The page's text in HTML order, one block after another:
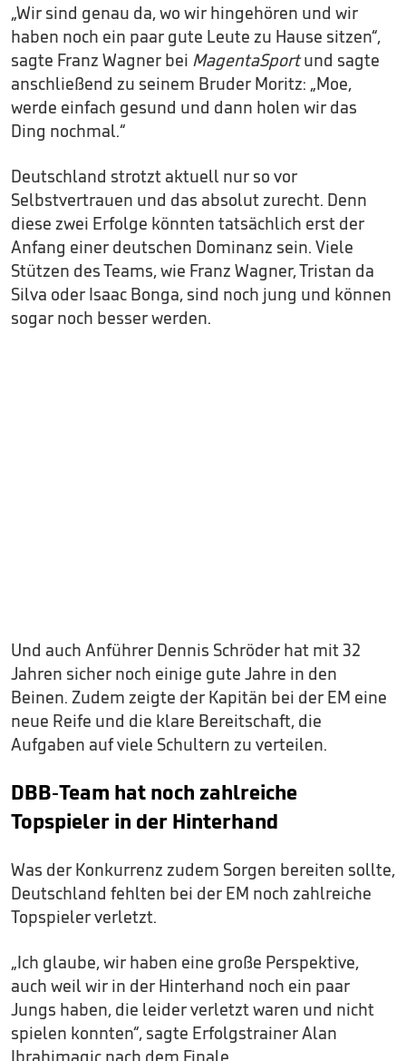
„Wir sind genau da, wo wir hingehören und wir
haben noch ein paar gute Leute zu Hause sitzen“,
sagte Franz Wagner bei MagentaSportund sagte
anschließend zu seinem Bruder Moritz: „Moe,
werde einfach gesund und dann holen wir das
Ding nochmal.“
Deutschland strotzt aktuell nur so vor
Selbstvertrauen und das absolut zurecht. Denn
diese zwei Erfolge könnten tatsächlich erst der
Anfang einer deutschen Dominanz sein. Viele
Stützen des Teams, wie Franz Wagner, Tristan da
Silva oder Isaac Bonga, sind noch jung und können
sogar noch besser werden.
Und auch Anführer Dennis Schröder hat mit 32
Jahren sicher noch einige gute Jahre in den
Beinen. Zudem zeigte der Kapitän bei der EM eine
neue Reife und die klare Bereitschaft, die
Aufgaben auf viele Schultern zu verteilen.
DBB-Team hat noch zahlreiche
Topspieler in der Hinterhand
Was der Konkurrenz zudem Sorgen bereiten sollte,
Deutschland fehlten bei der EM noch zahlreiche
Topspieler verletzt.
„Ich glaube, wir haben eine große Perspektive,
auch weil wir in der Hinterhand noch ein paar
Jungs haben, die leider verletzt waren und nicht
spielen konnten“, sagte Erfolgstrainer Alan
Ibrahimagic nach dem Finale.